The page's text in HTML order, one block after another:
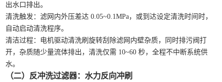
出水口排出。
清洗触发：滤网内外压差达 0.05~0.1MPa，或到达设定清洗时间时，
自动启动清洗程序。
清洁过程：电机驱动清洗刷旋转刮除滤网内壁杂质，同时排污阀打
开，杂质随少量流体排出，清洗仅需 10~60 秒，全程不中断系统供
水。
（二）反冲洗过滤器：水力反向冲刷